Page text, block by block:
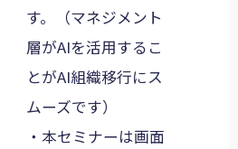
す。（マネジメント
層がAIを活用するこ
とがAI組織移行にス
ムーズです）
・本セミナーは画面